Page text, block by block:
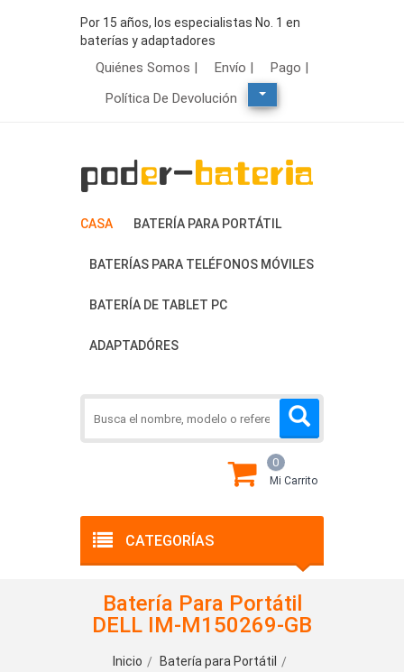
Por 15 años, los especialistas No. 1 en
baterías y adaptadores
Quiénes Somos | Envío |
Pago |
Política De Devolución
CASA BATERÍA PARA PORTÁTIL
BATERÍAS PARA TELÉFONOS MÓVILES
BATERÍA DE TABLET PC
ADAPTADÓRES
CATEGORÍAS
0
Mi Carrito
Batería Para Portátil
DELL IM-M150269-GB
Inicio
Batería para Portátil